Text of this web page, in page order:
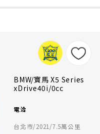
BMW/寶馬 X5 Series
xDrive40i/0cc
電洽
台北市/2021/7.5萬公里